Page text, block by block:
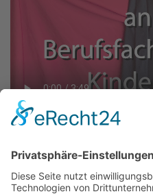
Interview mit 2 Schülerinnen